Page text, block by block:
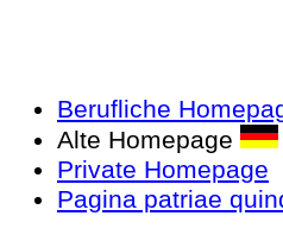
Berufliche
Alte Homepage
Private Homepage
Pagina patriae